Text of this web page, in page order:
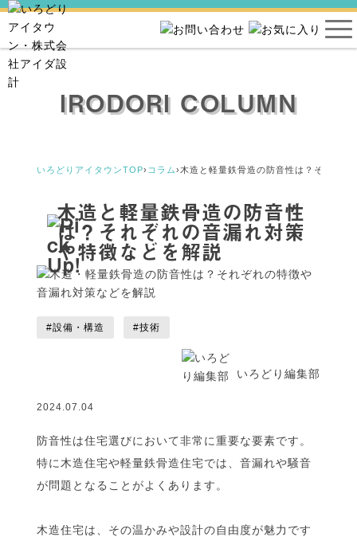
IRODORI COLUMN
いろどりアイタウンTOP› コラム› 木造と軽量鉄骨造の防音性は？それぞ
木造と軽量鉄骨造の防音性
は？それぞれの音漏れ対策
や特徴などを解説
#設備・構造 #技術
いろどり編集部
2024.07.04
防音性は住宅選びにおいて非常に重要な要素です。
特に木造住宅や軽量鉄骨造住宅では、音漏れや騒音
が問題となることがよくあります。
木造住宅は、その温かみや設計の自由度が魅力です